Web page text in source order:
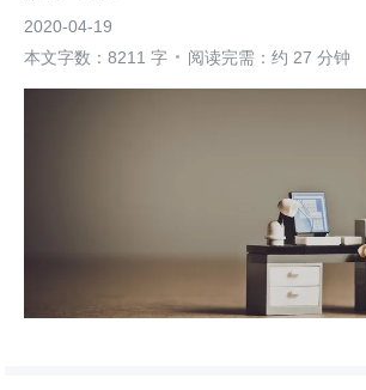
2020-04-19
本文字数：8211 字
阅读完需：约 27 分钟